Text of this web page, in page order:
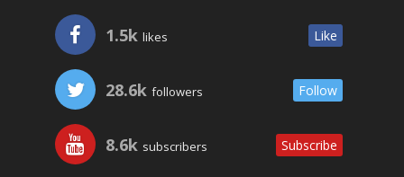
1.5k likes Like
28.6k followers Follow
8.6k subscribers Subscribe